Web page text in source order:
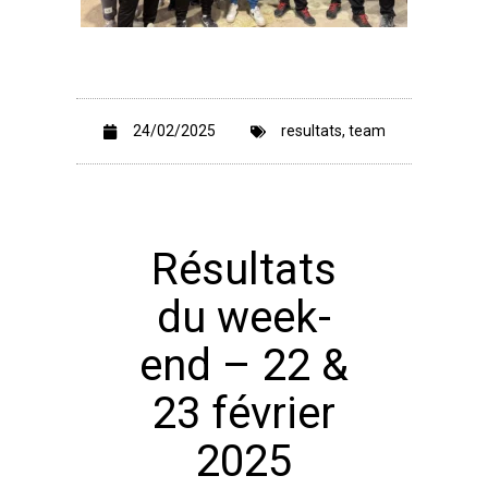
24/02/2025 resultats, team
Résultats
du week-
end – 22 &
23 février
2025